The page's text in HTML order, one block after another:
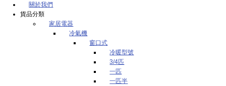
關於我們
貨品分類
家居電器
冷氣機
窗口式
冷暖型號
3/4匹
一匹
一匹半